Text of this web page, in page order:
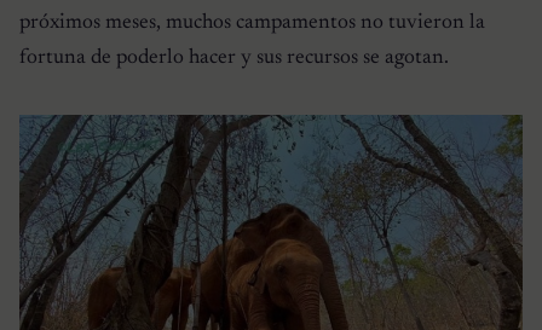
próximos meses, muchos campamentos no tuvieron la
fortuna de poderlo hacer y sus recursos se agotan.